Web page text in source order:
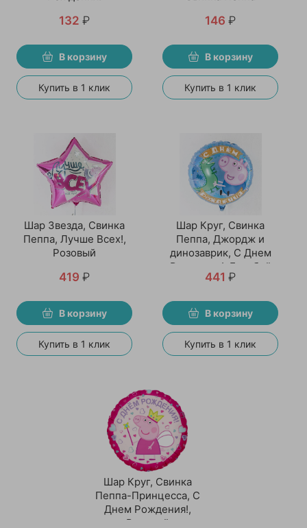
132 ₽
В корзину
Купить в 1 клик
146 ₽
В корзину
Купить в 1 клик
Шар Звезда, Свинка
Пеппа, Лучше Всех!,
Розовый
419 ₽
В корзину
Купить в 1 клик
Шар Круг, Свинка
Пеппа, Джордж и
динозаврик, С Днем
Рождения!, Голубой
441 ₽
В корзину
Купить в 1 клик
Шар Круг, Свинка
Пеппа-Принцесса, С
Днем Рождения!,
Розовый